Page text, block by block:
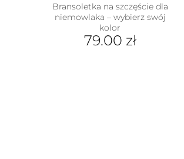
Bransoletka na szczęście dla
niemowlaka – wybierz swój
kolor
79.00 zł